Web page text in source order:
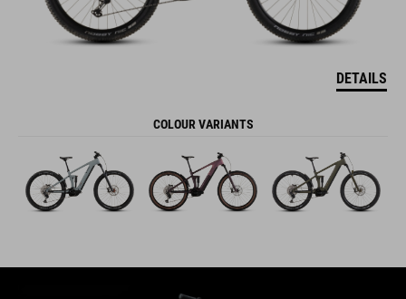
DETAILS
COLOUR VARIANTS